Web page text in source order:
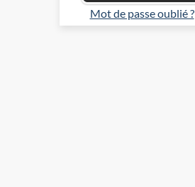
Mot de passe oublié ?